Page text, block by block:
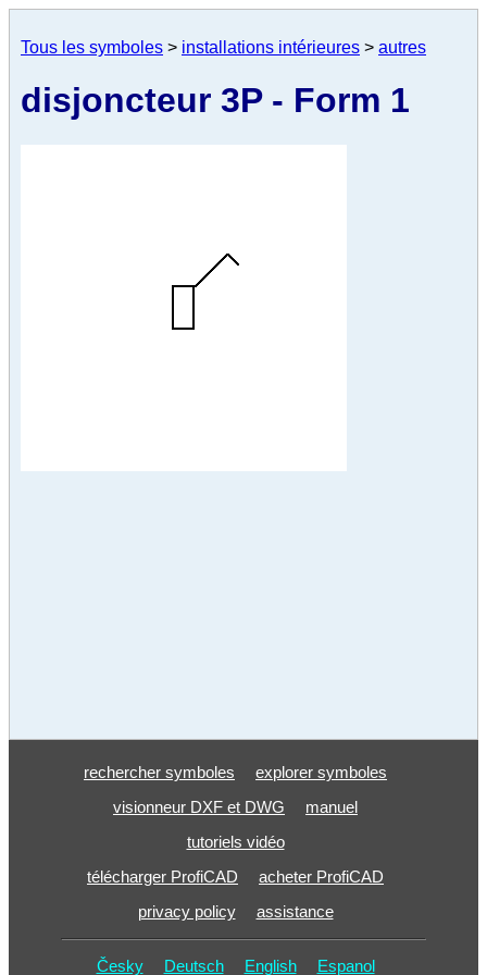
Tous les symboles > installations intérieures > autres
disjoncteur 3P - Form 1
rechercher symboles
explorer symboles
visionneur DXF et DWG
manuel
tutoriels vidéo
télécharger ProfiCAD
acheter ProfiCAD
privacy policy
assistance
Česky Deutsch English Espanol